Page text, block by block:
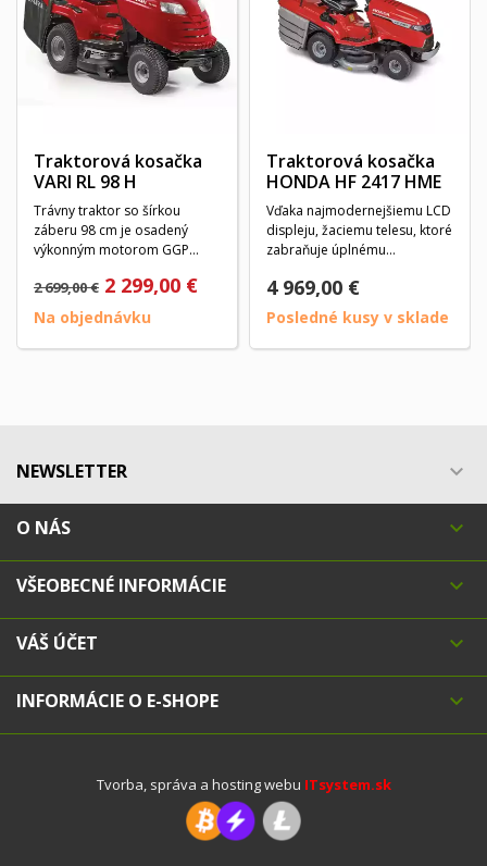
Traktorová kosačka
VARI RL 98 H
Trávny traktor so šírkou
záberu 98 cm je osadený
výkonným motorom GGP
objemom...
2 699,00 € 2 299,00 €
Na objednávku
Traktorová kosačka
HONDA HF 2417 HME
Vďaka najmodernejšiemu LCD
displeju, žaciemu telesu, ktoré
zabraňuje úplnému
4 969,00 €
Posledné kusy v sklade
NEWSLETTER 
O NÁS 
VŠEOBECNÉ INFORMÁCIE 
VÁŠ ÚČET 
INFORMÁCIE O E-SHOPE 
Tvorba, správa a hosting webu ITsystem.sk